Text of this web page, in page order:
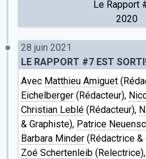
Le Rapport
2020
28 juin 2021
LE RAPPORT #7 EST
Avec Matthieu Amiguet
Eichelberger (Rédacteur),
Christian Leblé (Rédacteur),
& Graphiste), Patrice
Barbara Minder (Rédactrice
Zoé Schertenleib (Relectrice),